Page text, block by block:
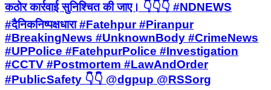
कठोर कार्रवाई सुनिश्चित की जाए। 👇👇👇 #NDNEWS
#दैनिकनिष्पक्षधारा #Fatehpur #Piranpur
#BreakingNews #UnknownBody #CrimeNews
#UPPolice #FatehpurPolice #Investigation
#CCTV #Postmortem #LawAndOrder
#PublicSafety 👇👇 @dgpup @RSSorg